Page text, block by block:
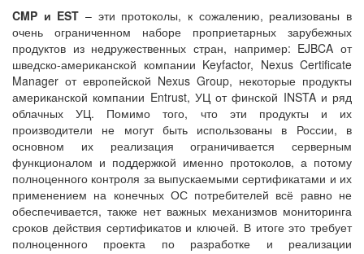
CMP и EST – эти протоколы, к сожалению, реализованы в
очень ограниченном наборе проприетарных зарубежных
продуктов из недружественных стран, например: EJBCA от
шведско-американской компании Keyfactor, Nexus Certificate
Manager от европейской Nexus Group, некоторые продукты
американской компании Entrust, УЦ от финской INSTA и ряд
облачных УЦ. Помимо того, что эти продукты и их
производители не могут быть использованы в России, в
основном их реализация ограничивается серверным
функционалом и поддержкой именно протоколов, а потому
полноценного контроля за выпускаемыми сертификатами и их
применением на конечных ОС потребителей всё равно не
обеспечивается, также нет важных механизмов мониторинга
сроков действия сертификатов и ключей. В итоге это требует
полноценного проекта по разработке и реализации